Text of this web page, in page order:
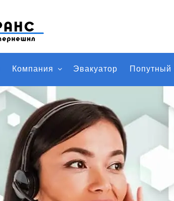
Компания Эвакуатор Попутный